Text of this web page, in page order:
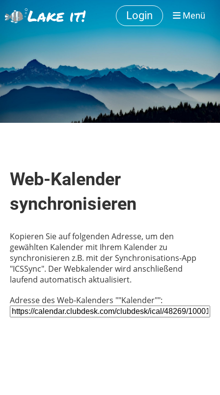
Lake it! Login Menü
Web-Kalender
synchronisieren
Kopieren Sie auf folgenden Adresse, um den
gewählten Kalender mit Ihrem Kalender zu
synchronisieren z.B. mit der Synchronisations-App
"ICSSync". Der Webkalender wird anschließend
laufend automatisch aktualisiert.
Adresse des Web-Kalenders ""Kalender"":